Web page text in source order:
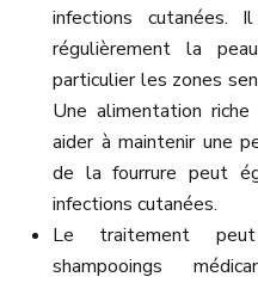
infections
régulièrement la
particulier les zones
Une alimentation
aider à maintenir une
de la fourrure peut
infections cutanées.
Le traitement
shampooings